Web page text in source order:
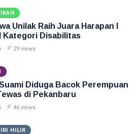
Unilak Raih Juara Harapan I
Kategori Disabilitas
29 views
Diduga Bacok Perempuan
di Pekanbaru
46 views
HILIR